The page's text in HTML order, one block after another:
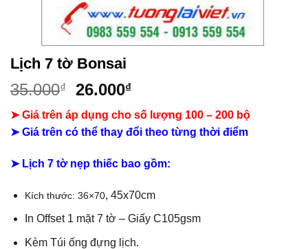
Lịch 7 tờ Bonsai
35.000₫
Giá
là:
35.000₫.
26.000₫Giá
hiện
tại
là:
26.000₫.
➤ Giá trên áp dụng cho số lượng 100 – 200 bộ
➤ Giá trên có thể thay đổi theo từng thời điểm
➤ Lịch 7 tờ nẹp thiếc bao gồm:
Kích thước: 36×70, 45x70cm
In Offset 1 mặt 7 tờ – Giấy C105gsm
Kèm Túi ống đựng lịch.